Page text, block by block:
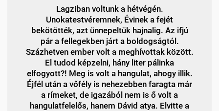
Lagziban voltunk a hétvégén.
Unokatestvéremnek, Évinek a fejét
bekötötték, azt ünnepeltük hajnalig. Az ifjú
pár a fellegekben járt a boldogságtól.
Százhetven ember volt a meghívottak között.
El tudod képzelni, hány liter pálinka
elfogyott?! Meg is volt a hangulat, ahogy illik.
Éjfél után a vőfély is nehezebben faragta már
a rímeket, de igazából nem is ő volt a
hangulatfelelős, hanem Dávid atya. Elvitte a